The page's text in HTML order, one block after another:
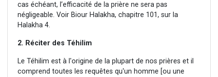
cas échéant, l’efficacité de la prière ne sera pas
négligeable. Voir Biour Halakha, chapitre 101, sur la
Halakha 4.
2. Réciter des Téhilim
Le Téhilim est à l'origine de la plupart de nos prières et il
comprend toutes les requêtes qu'un homme [ou une